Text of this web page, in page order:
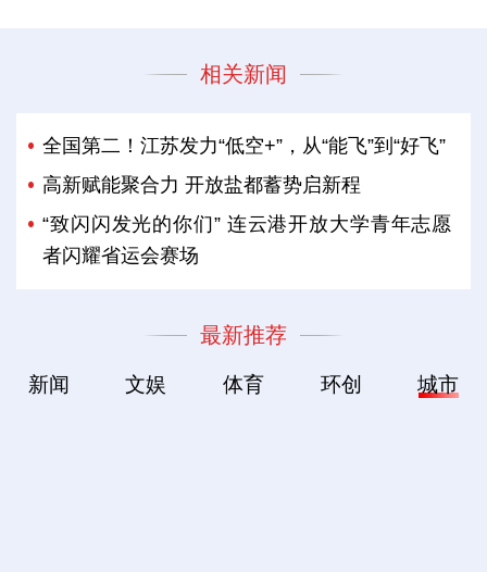
相关新闻
全国第二！江苏发力“低空+”，从“能飞”到“好飞”
高新赋能聚合力 开放盐都蓄势启新程
“致闪闪发光的你们” 连云港开放大学青年志愿
者闪耀省运会赛场
最新推荐
新闻 文娱 体育 环创 城市